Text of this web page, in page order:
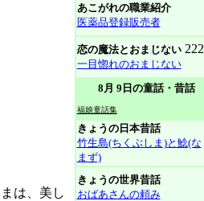
は、美し
あこがれの職業紹介
医薬品登録販売者
恋の魔法とおまじない222
一目惚れのおまじない
8月 9日の童話・昔話
福娘童話集
きょうの日本昔話
竹生島(ちくぶしま)と鯰(な
まず)
きょうの世界昔話
おばあさんの頼み